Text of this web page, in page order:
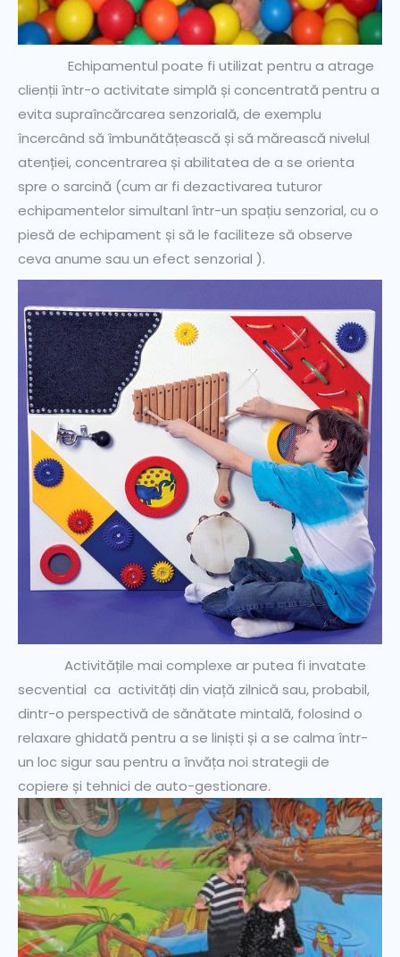
Echipamentul poate fi utilizat pentru a atrage
clienții într-o activitate simplă și concentrată pentru a
evita supraîncărcarea senzorială, de exemplu
încercând să îmbunătățească și să mărească nivelul
atenției, concentrarea și abilitatea de a se orienta
spre o sarcină (cum ar fi dezactivarea tuturor
echipamentelor simultanl într-un spațiu senzorial, cu o
piesă de echipament și să le faciliteze să observe
ceva anume sau un efect senzorial ).
Activitățile mai complexe ar putea fi invatate
secvential ca activități din viață zilnică sau, probabil,
dintr-o perspectivă de sănătate mintală, folosind o
relaxare ghidată pentru a se liniști și a se calma într-
un loc sigur sau pentru a învăța noi strategii de
copiere și tehnici de auto-gestionare.